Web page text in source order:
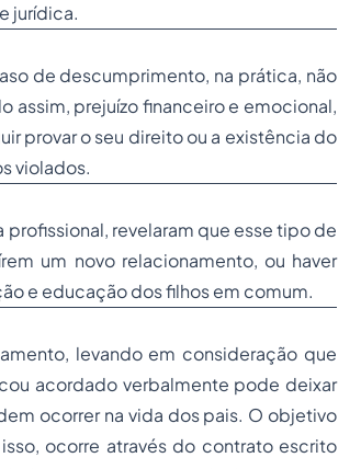
jurídica.
de descumprimento, na prática, não
assim, prejuízo financeiro e emocional,
provar o seu direito ou a existência do
violados.
revelaram que esse tipo de
um novo relacionamento, ou haver
e educação dos filhos em comum.
levando em consideração que
acordado verbalmente pode deixar
ocorrer na vida dos pais. O objetivo
ocorre através do contrato escrito